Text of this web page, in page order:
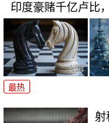
印度豪赌千亿卢比
最热
射